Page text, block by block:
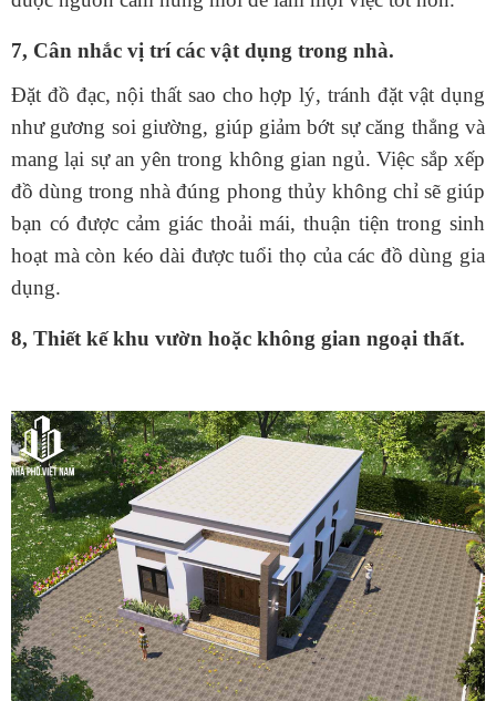
7, Cân nhắc vị trí các vật dụng trong nhà.
Đặt đồ đạc, nội thất sao cho hợp lý, tránh đặt vật dụng
như gương soi giường, giúp giảm bớt sự căng thẳng và
mang lại sự an yên trong không gian ngủ. Việc sắp xếp
đồ dùng trong nhà đúng phong thủy không chỉ sẽ giúp
bạn có được cảm giác thoải mái, thuận tiện trong sinh
hoạt mà còn kéo dài được tuổi thọ của các đồ dùng gia
dụng.
8, Thiết kế khu vườn hoặc không gian ngoại thất.